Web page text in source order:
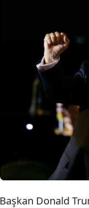
Başkan Donald